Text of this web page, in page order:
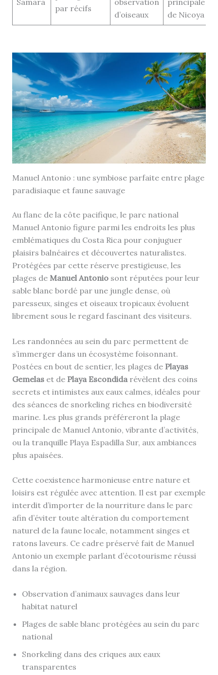
Samara
par récifs
observation
d’oiseaux
principale
de Nicoya
Manuel Antonio : une symbiose parfaite entre plage
paradisiaque et faune sauvage
Au flanc de la côte pacifique, le parc national
Manuel Antonio figure parmi les endroits les plus
emblématiques du Costa Rica pour conjuguer
plaisirs balnéaires et découvertes naturalistes.
Protégées par cette réserve prestigieuse, les
plages de Manuel Antoniosont réputées pour leur
sable blanc bordé par une jungle dense, où
paresseux, singes et oiseaux tropicaux évoluent
librement sous le regard fascinant des visiteurs.
Les randonnées au sein du parc permettent de
s’immerger dans un écosystème foisonnant.
Postées en bout de sentier, les plages de Playas
Gemelaset de Playa Escondidarévèlent des coins
secrets et intimistes aux eaux calmes, idéales pour
des séances de snorkeling riches en biodiversité
marine. Les plus grands préféreront la plage
principale de Manuel Antonio, vibrante d’activités,
ou la tranquille Playa Espadilla Sur, aux ambiances
plus apaisées.
Cette coexistence harmonieuse entre nature et
loisirs est régulée avec attention. Il est par exemple
interdit d’importer de la nourriture dans le parc
afin d’éviter toute altération du comportement
naturel de la faune locale, notamment singes et
ratons laveurs. Ce cadre préservé fait de Manuel
Antonio un exemple parlant d’écotourisme réussi
dans la région.
Observation d’animaux sauvages dans leur
habitat naturel
Plages de sable blanc protégées au sein du parc
national
Snorkeling dans des criques aux eaux
transparentes